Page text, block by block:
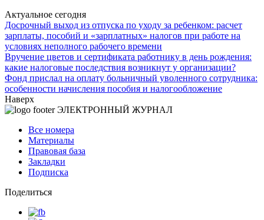
Актуальное сегодня
Досрочный выход из отпуска по уходу за ребенком: расчет
зарплаты, пособий и «зарплатных» налогов при работе на
условиях неполного рабочего времени
Вручение цветов и сертификата работнику в день рождения:
какие налоговые последствия возникнут у организации?
Фонд прислал на оплату больничный уволенного сотрудника:
особенности начисления пособия и налогообложение
Наверх
ЭЛЕКТРОННЫЙ ЖУРНАЛ
Все номера
Материалы
Правовая база
Закладки
Подписка
Поделиться